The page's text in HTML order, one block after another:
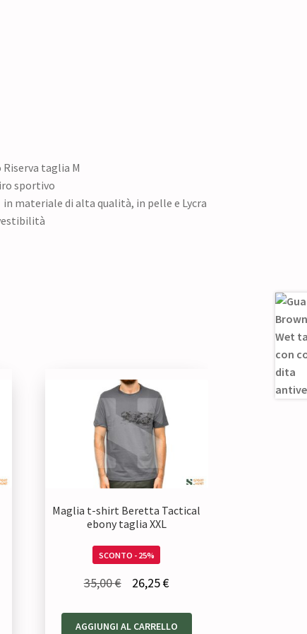
taglia M
sportivo
materiale di alta qualità, in pelle e Lycra
Maglia t-shirt Beretta Tactical
ebony taglia XXL
SCONTO - 25%
35,00€
originale
26,25€Il
attuale
AGGIUNGI AL CARRELLO